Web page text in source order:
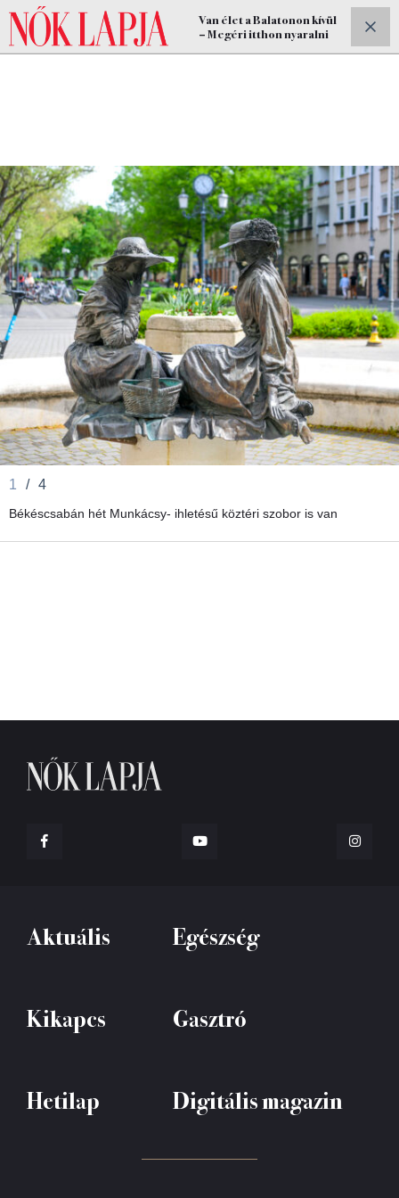
ELŐFIZETEK
Van élet a Balatonon kívül
– Megéri itthon nyaralni
1 / 4
Békéscsabán hét Munkácsy- ihletésű köztéri szobor is van
Aktuális Egészség
Kikapcs Gasztró
Hetilap Digitális magazin